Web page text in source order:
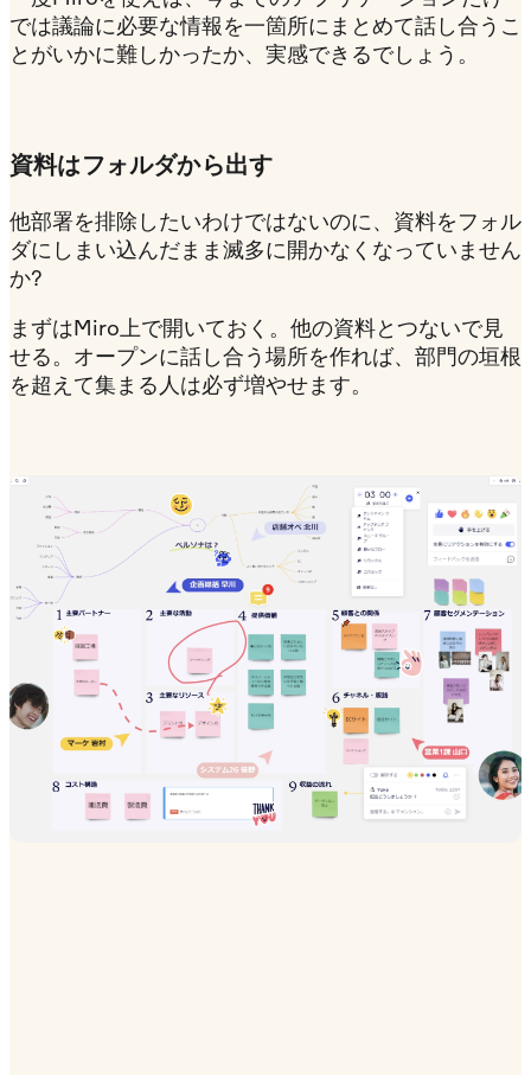
では議論に必要な情報を一箇所にまとめて話し合うこ
とがいかに難しかったか、実感できるでしょう。
資料はフォルダから出す
他部署を排除したいわけではないのに、資料をフォル
ダにしまい込んだまま滅多に開かなくなっていません
か?
まずはMiro上で開いておく。他の資料とつないで見
せる。オープンに話し合う場所を作れば、部門の垣根
を超えて集まる人は必ず増やせます。